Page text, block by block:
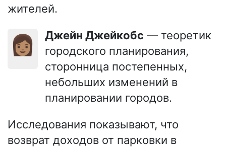
жителей.
👩🏽 Джейн Джейкобс — теоретик
городского планирования,
сторонница постепенных,
небольших изменений в
планировании городов.
Исследования показывают, что
возврат доходов от парковки в